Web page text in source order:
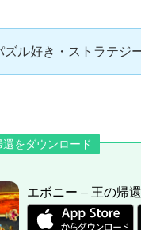
ズル好き・ストラテジ
還をダウンロード
エボニー – 王の帰還